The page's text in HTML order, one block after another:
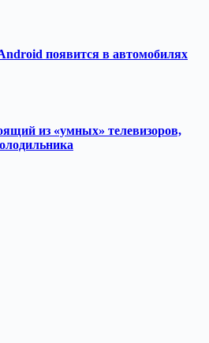
появится в автомобилях
из «умных» телевизоров,